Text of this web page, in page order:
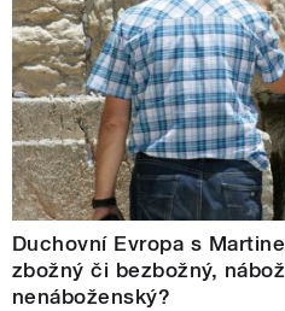
Duchovní Evropa s
zbožný či bezbožný,
nenáboženský?